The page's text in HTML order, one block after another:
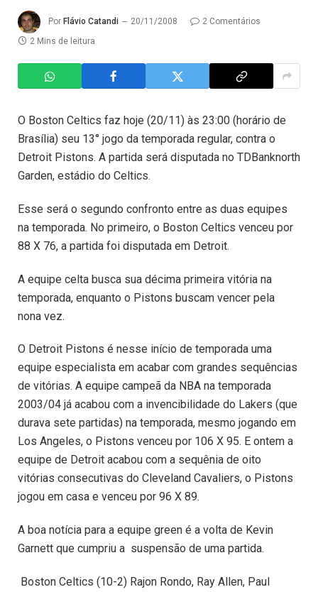
Por Flávio Catandi 20/11/2008
2 Comentários
2 Mins de leitura
O Boston Celtics faz hoje (20/11) às 23:00 (horário de
Brasília) seu 13° jogo da temporada regular, contra o
Detroit Pistons. A partida será disputada no TDBanknorth
Garden, estádio do Celtics.
Esse será o segundo confronto entre as duas equipes
na temporada. No primeiro, o Boston Celtics venceu por
88 X 76, a partida foi disputada em Detroit.
A equipe celta busca sua décima primeira vitória na
temporada, enquanto o Pistons buscam vencer pela
nona vez.
O Detroit Pistons é nesse início de temporada uma
equipe especialista em acabar com grandes sequências
de vitórias. A equipe campeã da NBA na temporada
2003/04 já acabou com a invencibilidade do Lakers (que
durava sete partidas) na temporada, mesmo jogando em
Los Angeles, o Pistons venceu por 106 X 95. E ontem a
equipe de Detroit acabou com a sequênia de oito
vitórias consecutivas do Cleveland Cavaliers, o Pistons
jogou em casa e venceu por 96 X 89.
A boa notícia para a equipe green é a volta de Kevin
Garnett que cumpriu a suspensão de uma partida.
Boston Celtics (10-2) Rajon Rondo, Ray Allen, Paul